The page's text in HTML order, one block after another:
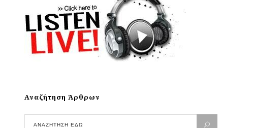
Αναζήτηση Άρθρων